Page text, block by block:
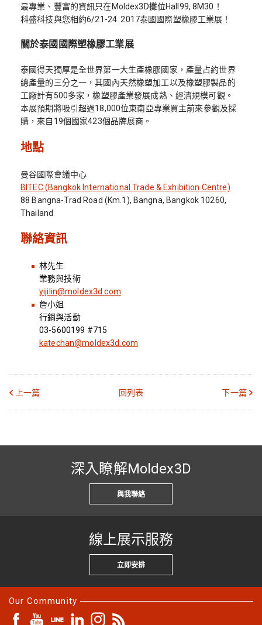
最專業、豐富的資訊只在Moldex3D攤位Hall99, 8M30！
科盛科技與您相約6/21-24 2017泰國國際塑橡膠工業展！
關於泰國國際塑橡膠工業展
泰國得天獨厚是全世界第一大生產橡膠國家，產量占約世界
總產量的三分之一，其國內天然橡塑加工以及橡塑膠製品的
工廠計有500多家，橡塑膠產業發展成熟、經濟規模可觀。
本展預期將吸引超過18,000位東南亞專業買主前來參觀及採
購，來自19個國家423個品牌展商。
地點
曼谷國際會議中心
BITEC (Bangkok International Trade & Exhibition Centre)
88 Bangna-Trad Road (Km.1), Bangna, Bangkok 10260,
Thailand
聯絡資訊
林先生
業務與技術
yijilin@moldex3d.com
詹小姐
行銷與活動
03-5600199 #715
katechan@moldex3d.com
上一篇 回列表 下一篇
深入瞭解Moldex3D
與我聯絡
線上展示服務
立即安排
Our Community